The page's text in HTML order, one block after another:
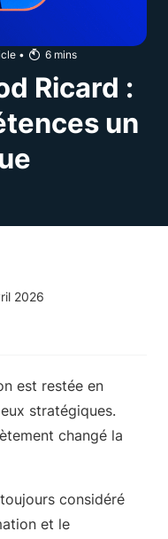
• 6 mins
Ricard :
un
2026
est restée en
stratégiques.
changé la
considéré
et le